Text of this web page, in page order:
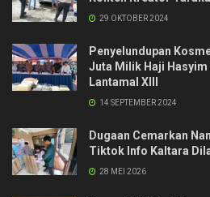
29 OKTOBER 2024
Penyelundupan
Juta Milik Haji Hasyim
Lantamal XIII
14 SEPTEMBER 2024
Dugaan Cemarkan
Tiktok Info Kaltara
28 MEI 2026